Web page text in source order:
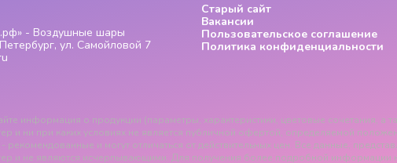
- Воздушные шары
ул. Самойловой 7
Старый сайт
Вакансии
Пользовательское соглашение
Политика конфиденциальности
информация о продукции (параметры, характеристики, цветовые сочетания, а
и ни при каких условиях не является публичной офертой, определяемой
рекомендованные и могут отличаться от действительных цен. Все данные,
и не являются исчерпывающими. Для получения более подробной информации